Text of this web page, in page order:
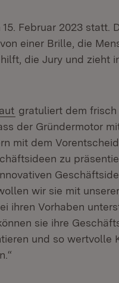
Februar 2023 statt.
einer Brille, die
die Jury und zieht
gratuliert dem
der Gründermotor
mit dem
zu
wir sie mit unserer
Fenster)
ihren Vorhaben
sie ihre
und so wertvolle